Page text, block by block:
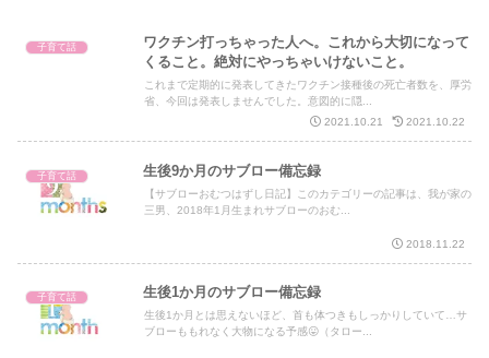
子育て話
ワクチン打っちゃった人へ。これから大切になって
くること。絶対にやっちゃいけないこと。
これまで定期的に発表してきたワクチン接種後の死亡者数を、厚労
省、今回は発表しませんでした。意図的に隠...
2021.10.21
2021.10.22
子育て話 生後9か月のサブロー備忘録
【サブローおむつはずし日記】このカテゴリーの記事は、我が家の
三男、2018年1月生まれサブローのおむ...
2018.11.22
子育て話 生後1か月のサブロー備忘録
生後1か月とは思えないほど、首も体つきもしっかりしていて…サ
ブローももれなく大物になる予感😛（タロー...